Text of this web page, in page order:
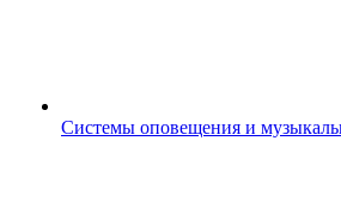
Системы оповещения и